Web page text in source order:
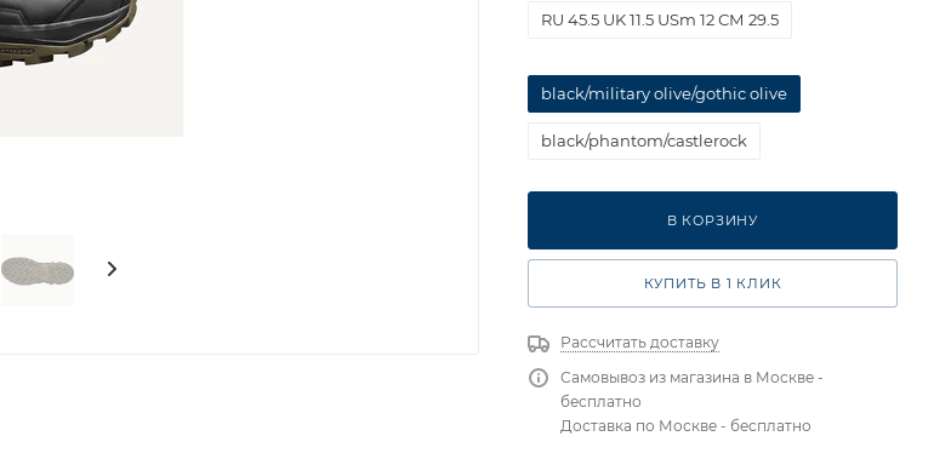
RU 45.5 UK 11.5 USm 12 СМ 29.5
RU 45 UK 11 USm 11.5 СМ 29
black/military olive/gothic olive
black/phantom/castlerock
В КОРЗИНУ
КУПИТЬ В 1 КЛИК
Рассчитать доставку
Самовывоз из магазина в Москве -
бесплатно
Доставка по Москве - бесплатно